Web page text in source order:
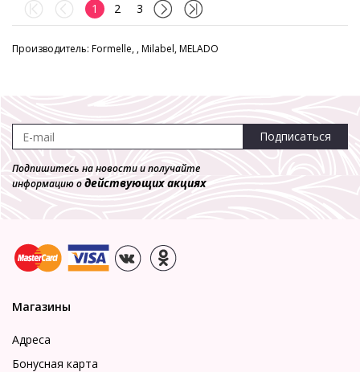
1 2 3
Производитель: Formelle, , Milabel, MELADO
Подписаться
Подпишитесь на новости и получайте
информацию одействующих акциях
Магазины
Адреса
Бонусная карта